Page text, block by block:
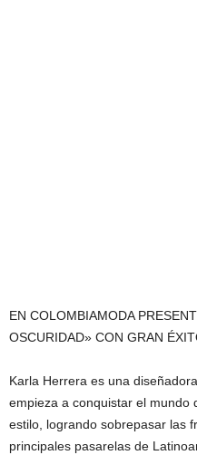
EN COLOMBIAMODA
OSCURIDAD» CON GRAN
Karla Herrera es una
empieza a conquistar el mundo
estilo, logrando sobrepasar las
principales pasarelas de